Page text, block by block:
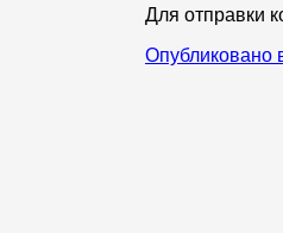
Для отправки
Опубликовано